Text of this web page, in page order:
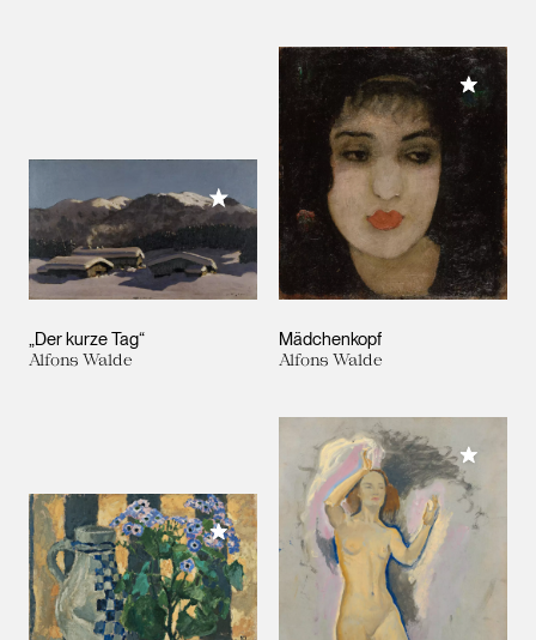
„Der kurze Tag“
Alfons Walde
Meiner Sammlung hinzufügen
Mädchenkopf
Alfons Walde
Meiner
Meiner Sammlung hinzufügen
Meiner